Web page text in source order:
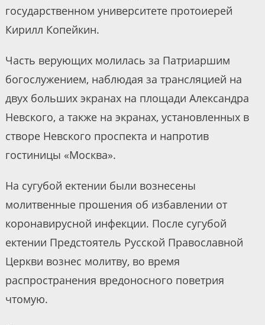
государственном университете протоиерей
Кирилл Копейкин.
Часть верующих молилась за Патриаршим
богослужением, наблюдая за трансляцией на
двух больших экранах на площади Александра
Невского, а также на экранах, установленных в
створе Невского проспекта и напротив
гостиницы «Москва».
На сугубой ектении были вознесены
молитвенные прошения об избавлении от
коронавирусной инфекции. После сугубой
ектении Предстоятель Русской Православной
Церкви вознес молитву, во время
распространения вредоносного поветрия
чтомую.